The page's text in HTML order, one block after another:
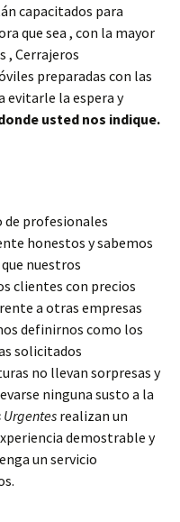
capacitados para
que sea , con la mayor
, Cerrajeros
preparadas con las
evitarle la espera y
usted nos indique.
de profesionales
honestos y sabemos
nuestros
clientes con precios
a otras empresas
definirnos como los
solicitados
no llevan sorpresas y
ninguna susto a la
Urgentes realizan un
demostrable y
un servicio